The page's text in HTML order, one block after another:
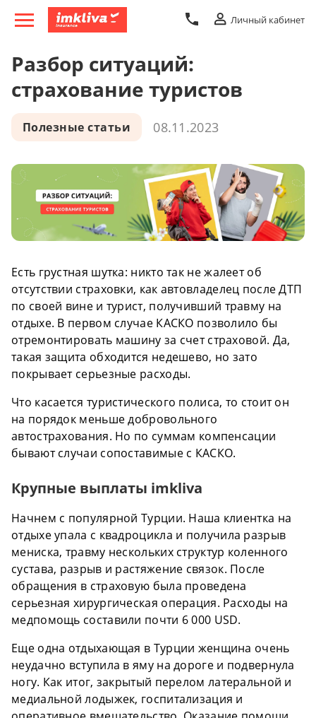
Личный кабинет
Разбор ситуаций:
страхование туристов
Полезные статьи 08.11.2023
Есть грустная шутка: никто так не жалеет об
отсутствии страховки, как автовладелец после ДТП
по своей вине и турист, получивший травму на
отдыхе. В первом случае КАСКО позволило бы
отремонтировать машину за счет страховой. Да,
такая защита обходится недешево, но зато
покрывает серьезные расходы.
Что касается туристического полиса, то стоит он
на порядок меньше добровольного
автострахования. Но по суммам компенсации
бывают случаи сопоставимые с КАСКО.
Крупные выплаты imkliva
Начнем с популярной Турции. Наша клиентка на
отдыхе упала с квадроцикла и получила разрыв
мениска, травму нескольких структур коленного
сустава, разрыв и растяжение связок. После
обращения в страховую была проведена
серьезная хирургическая операция. Расходы на
медпомощь составили почти 6 000 USD.
Еще одна отдыхающая в Турции женщина очень
неудачно вступила в яму на дороге и подвернула
ногу. Как итог, закрытый перелом латеральной и
медиальной лодыжек, госпитализация и